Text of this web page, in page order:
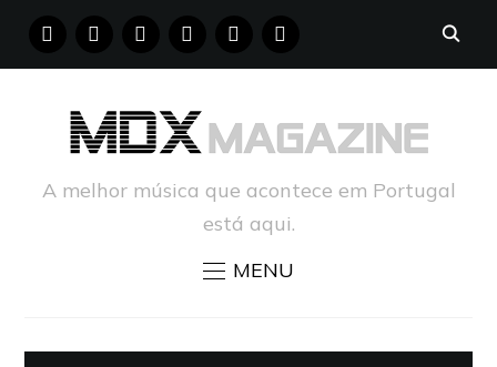
FACEBOOKINSTAGRAM
YOUTUBE PINTERESTTUMBLR
A melhor música que acontece em Portugal
está aqui.
MENU